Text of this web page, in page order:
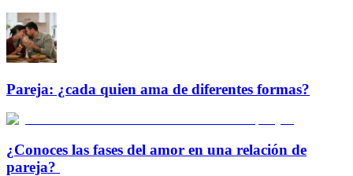
Pareja: ¿cada quien ama de diferentes formas?
¿Conoces las fases del amor en una relación de
pareja?